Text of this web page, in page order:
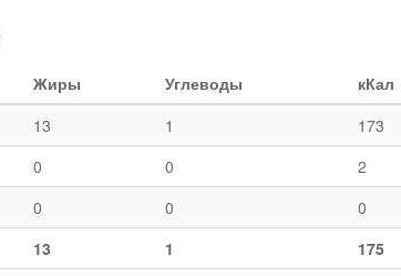
Жиры Углеводы
кКал
13 1
173
0 0
2
0 0
0
13 1
175